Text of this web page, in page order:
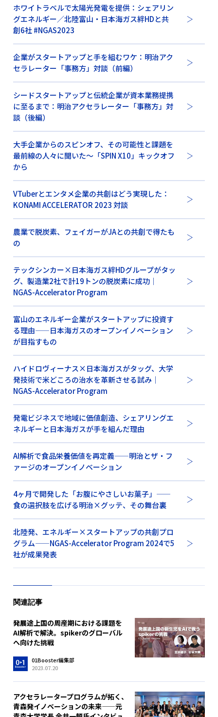
ホワイトラベルで太陽光発電を提供：シェアリン
グエネルギー／北陸富山・日本海ガス絆HDと共
創6社 #NGAS2023
企業がスタートアップと手を組むワケ：明治アク
セラレーター「事務方」対談（前編）
シードスタートアップと伝統企業が資本業務提携
に至るまで：明治アクセラレーター「事務方」対
談（後編）
大手企業からのスピンオフ、その可能性と課題を
最前線の人々に聞いた〜「SPIN X10」キックオフ
から
VTuberとエンタメ企業の共創はどう実現した：
KONAMI ACCELERATOR 2023 対談
農業で脱炭素、フェイガーがJAとの共創で得たも
の
テックシンカー×日本海ガス絆HDグループがタッ
グ、製造業2社で計19トンの脱炭素に成功｜
NGAS-Accelerator Program
富山のエネルギー企業がスタートアップに投資す
る理由——日本海ガスのオープンイノベーション
が目指すもの
ハイドロヴィーナス×日本海ガスがタッグ、大学
発技術で米どころの治水を革新させる試み｜
NGAS-Accelerator Program
発電ビジネスで地域に価値創造、シェアリングエ
ネルギーと日本海ガスが手を組んだ理由
AI解析で食品栄養価値を再定義——明治とザ・フ
ァージのオープンイノベーション
4ヶ月で開発した「お腹にやさしいお菓子」——
食の選択肢を広げる明治×グッテ、その舞台裏
北陸発、エネルギー×スタートアップの共創プロ
グラム——NGAS-Accelerator Program 2024で5
社が成果発表
関連記事
発展途上国の周産期における課題を
AI解析で解決。spikerのグローバル
へ向けた挑戦
01Booster編集部
2023.07.20
アクセラレータープログラムが拓く、
青森発イノベーションの未来——元